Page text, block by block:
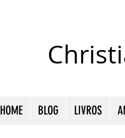
HOME BLOG LIVROS